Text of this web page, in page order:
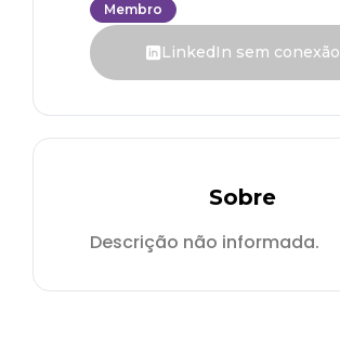
Membro
LinkedIn sem conexão
Sobre
Descrição não informada.